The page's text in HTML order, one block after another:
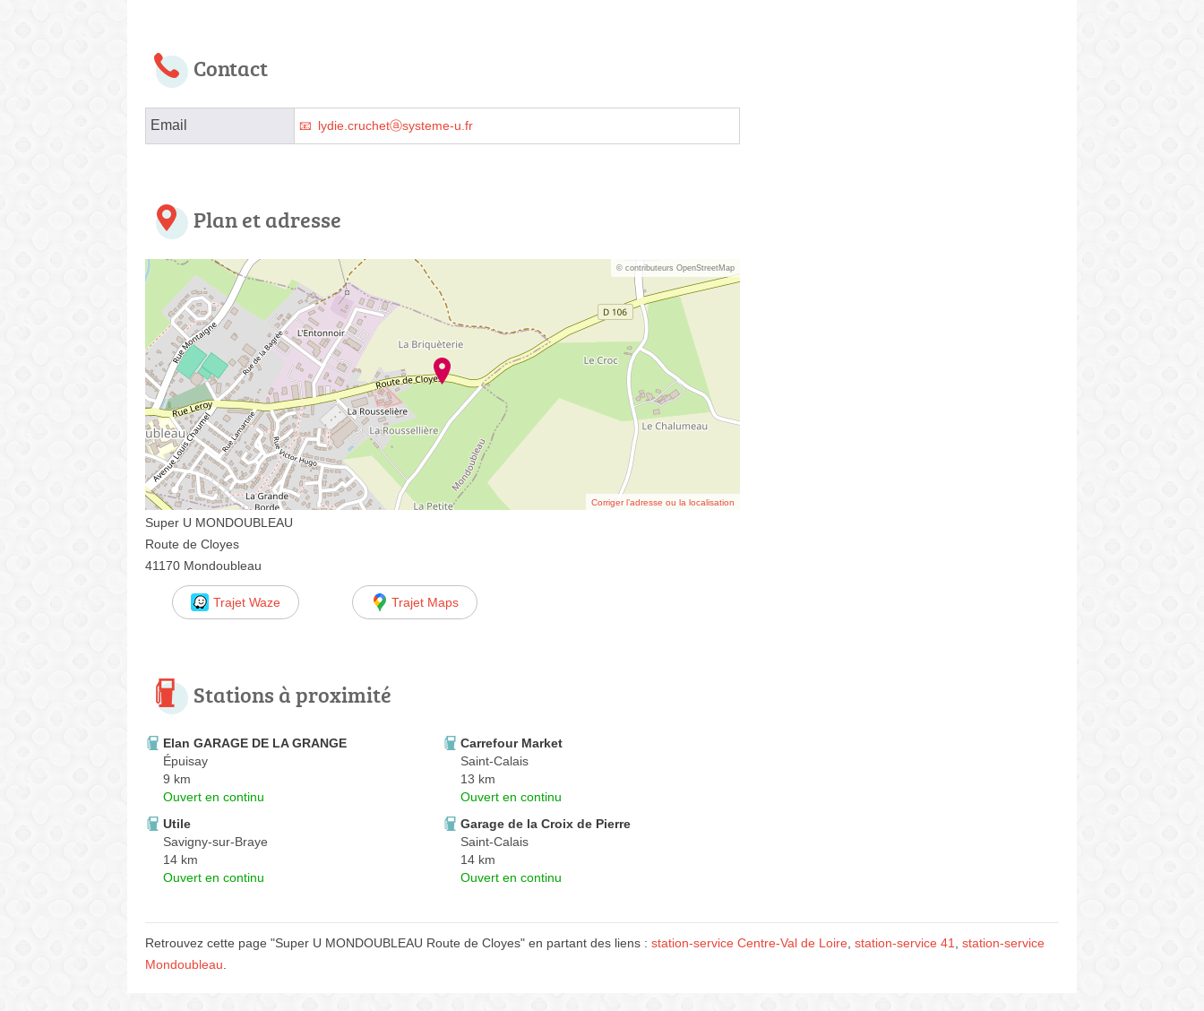
Contact
Email lydie.cruchetⓐsysteme-u.fr
Plan et adresse
© contributeurs OpenStreetMap
Corriger l’adresse ou la localisation
Super U MONDOUBLEAU
Route de Cloyes
41170 Mondoubleau
Trajet Waze Trajet Maps
Stations à proximité
Elan GARAGE DE LA GRANGE
Épuisay
9 km
Ouvert en continu
Carrefour Market
Saint-Calais
13 km
Ouvert en continu
Utile
Savigny-sur-Braye
14 km
Ouvert en continu
Garage de la Croix de Pierre
Saint-Calais
14 km
Ouvert en continu
Retrouvez cette page "Super U MONDOUBLEAU Route de Cloyes" en partant des liens : station-service Centre-Val de Loire station-service 41
station-service
Mondoubleau